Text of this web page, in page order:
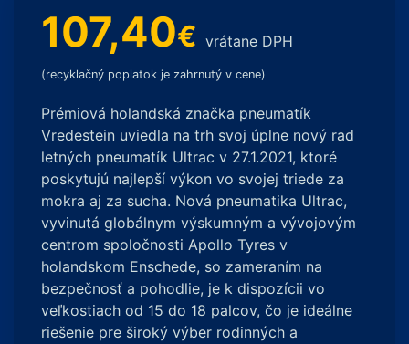
107,40€ vrátane DPH
(recyklačný poplatok je zahrnutý v cene)
Prémiová holandská značka pneumatík
Vredestein uviedla na trh svoj úplne nový rad
letných pneumatík Ultrac v 27.1.2021, ktoré
poskytujú najlepší výkon vo svojej triede za
mokra aj za sucha. Nová pneumatika Ultrac,
vyvinutá globálnym výskumným a vývojovým
centrom spoločnosti Apollo Tyres v
holandskom Enschede, so zameraním na
bezpečnosť a pohodlie, je k dispozícii vo
veľkostiach od 15 do 18 palcov, čo je ideálne
riešenie pre široký výber rodinných a